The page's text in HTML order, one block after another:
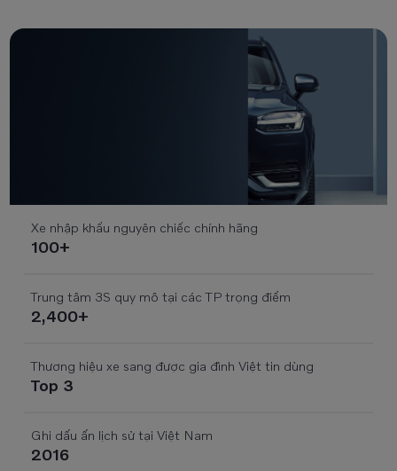
Xe nhập khẩu nguyên chiếc chính hãng
100+
Trung tâm 3S quy mô tại các TP trọng điểm
2,400+
Thương hiệu xe sang được gia đình Việt tin dùng
Top 3
Ghi dấu ấn lịch sử tại Việt Nam
2016